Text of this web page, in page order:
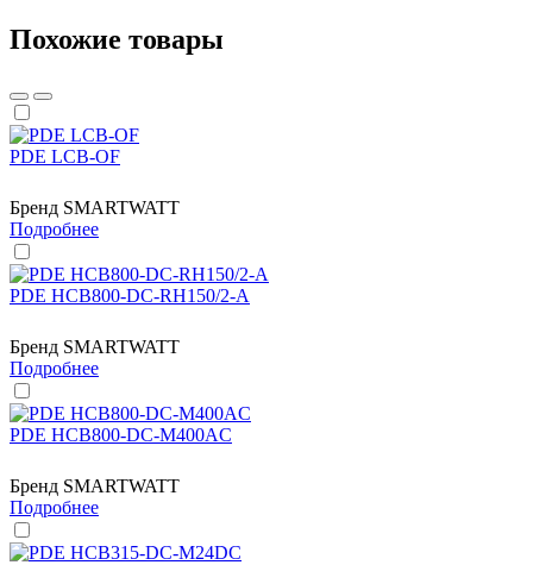
Похожие товары
PDE LCB-OF
Бренд SMARTWATT
Подробнее
PDE HCB800-DC-RH150/2-A
Бренд SMARTWATT
Подробнее
PDE HCB800-DC-M400AC
Бренд SMARTWATT
Подробнее